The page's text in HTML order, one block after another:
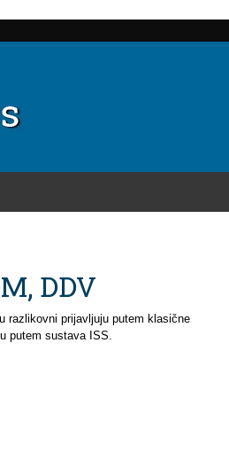
DDV
razlikovni prijavljuju putem klasične
putem sustava ISS.